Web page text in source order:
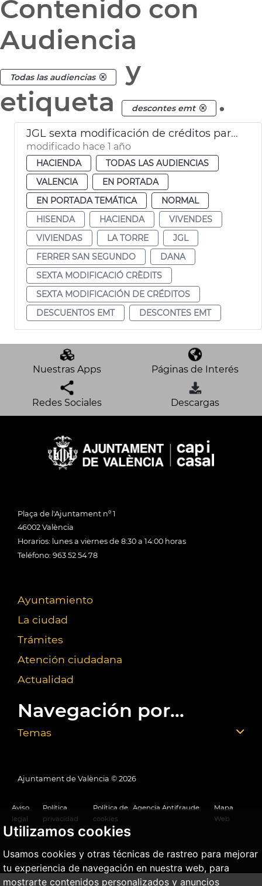
Utilizamos cookies
Usamos cookies y otras técnicas de rastreo para mejorar
tu experiencia de navegación en nuestra web, para
mostrarte contenidos personalizados y anuncios
Contenido con
Audiencia
Todas las audiencias
y
etiqueta
descontes emt .
JGL sexta modificación de créditos para vivendes La Torre, deuda y descuentos EMT
modificado hace 1 año
HACIENDA
TODAS LAS AUDIENCIAS
VALENCIA
EN PORTADA
EN PORTADA TEMÁTICA
NORMAL
HISENDA
HACIENDA
VIVENDES
VIVIENDAS
LA TORRE
JGL
FERRER SAN SEGUNDO
DANA
SEXTA MODIFICACIÓ CRÈDITS
SEXTA MODIFICACIÓN DE CRÉDITOS
DESCUENTOS EMT
DESCONTES EMT
Nuestras Apps Páginas de Interés
Redes Sociales Descargas
Plaça de l'Ajuntament nº 1
46002 València
Horarios: lunes a viernes de 8:30 a 14:00 horas
Teléfono: 963 52 54 78
Ayuntamiento
La ciudad
Trámites
Atención ciudadana
Actualidad
Navegación por...
Temas
Ajuntament de València © 2026
Aviso
legal
Política
privacidad
Política de
cookies
Agencia Antifraude
Mapa
Web